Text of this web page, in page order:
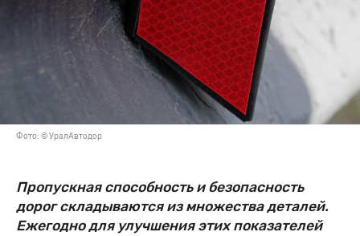
Фото: © УралАвтодор
Пропускная способность и безопасность
дорог складываются из множества деталей.
Ежегодно для улучшения этих показателей